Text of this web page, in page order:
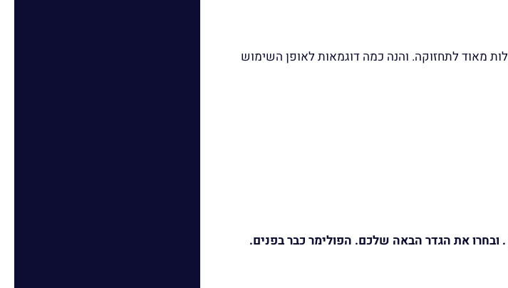
מאוד לתחזוקה. והנה כמה דוגמאות לאופן השימוש
. ובחרו את הגדר הבאה שלכם. הפולימר כבר בפנים.